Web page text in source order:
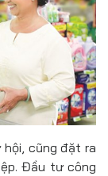
hội, cũng đặt ra
Đầu tư công